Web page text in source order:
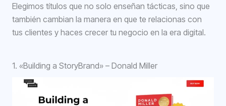
Elegimos títulos que no solo enseñan tácticas, sino que
también cambian la manera en que te relacionas con
tus clientes y haces crecer tu negocio en la era digital.
1. «Building a StoryBrand» – Donald Miller